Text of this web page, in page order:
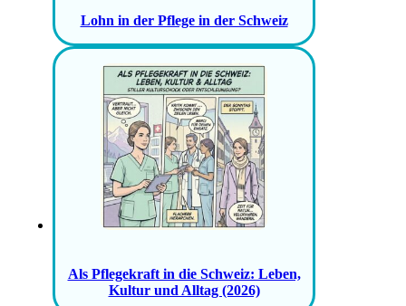
Lohn in der Pflege in der Schweiz
Als Pflegekraft in die Schweiz: Leben,
Kultur und Alltag (2026)